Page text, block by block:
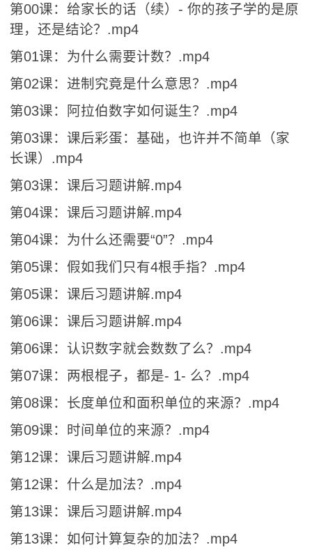
第00课：给家长的话（续）- 你的孩子学的是原
理，还是结论？.mp4
第01课：为什么需要计数？.mp4
第02课：进制究竟是什么意思？.mp4
第03课：阿拉伯数字如何诞生？.mp4
第03课：课后彩蛋：基础，也许并不简单（家
长课）.mp4
第03课：课后习题讲解.mp4
第04课：课后习题讲解.mp4
第04课：为什么还需要“0”？.mp4
第05课：假如我们只有4根手指？.mp4
第05课：课后习题讲解.mp4
第06课：课后习题讲解.mp4
第06课：认识数字就会数数了么？.mp4
第07课：两根棍子，都是- 1- 么？.mp4
第08课：长度单位和面积单位的来源？.mp4
第09课：时间单位的来源？.mp4
第12课：课后习题讲解.mp4
第12课：什么是加法？.mp4
第13课：课后习题讲解.mp4
第13课：如何计算复杂的加法？.mp4